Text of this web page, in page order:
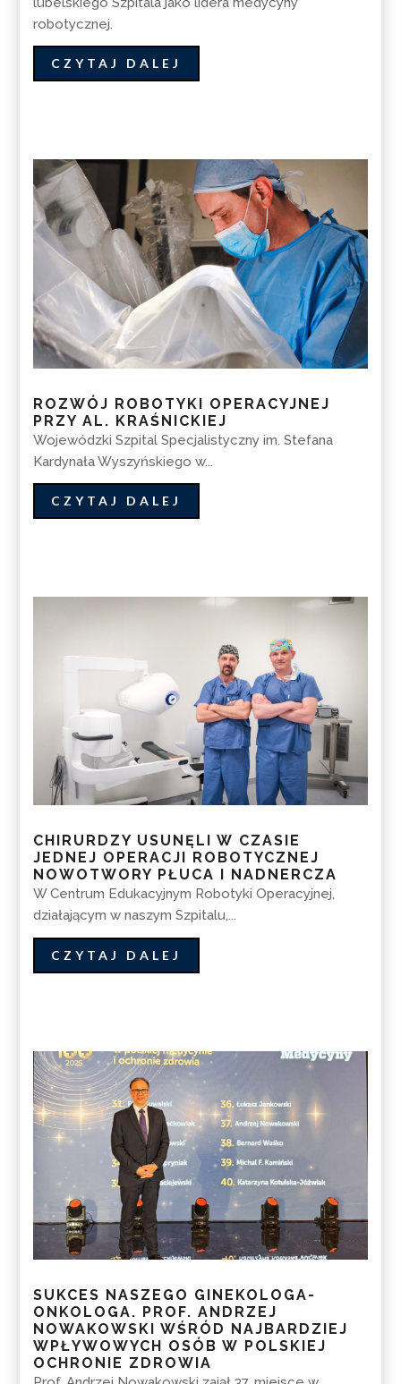
robotycznej.
CZYTAJ DALEJ
ROZWÓJ ROBOTYKI OPERACYJNEJ
PRZY AL. KRAŚNICKIEJ
Wojewódzki Szpital Specjalistyczny im. Stefana
Kardynała Wyszyńskiego w...
CZYTAJ DALEJ
CHIRURDZY USUNĘLI W CZASIE
JEDNEJ OPERACJI ROBOTYCZNEJ
NOWOTWORY PŁUCA I NADNERCZA
W Centrum Edukacyjnym Robotyki Operacyjnej,
działającym w naszym Szpitalu,...
CZYTAJ DALEJ
SUKCES NASZEGO GINEKOLOGA-
ONKOLOGA. PROF. ANDRZEJ
NOWAKOWSKI WŚRÓD NAJBARDZIEJ
WPŁYWOWYCH OSÓB W POLSKIEJ
OCHRONIE ZDROWIA